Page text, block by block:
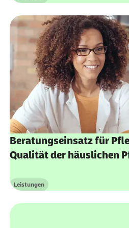
Beratungseinsatz für
Qualität der häuslichen
Kategorie
Leistungen